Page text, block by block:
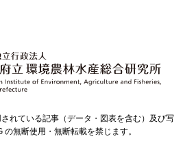
れている記事（データ・図表を含む）及び写
の無断使用・無断転載を禁じます。